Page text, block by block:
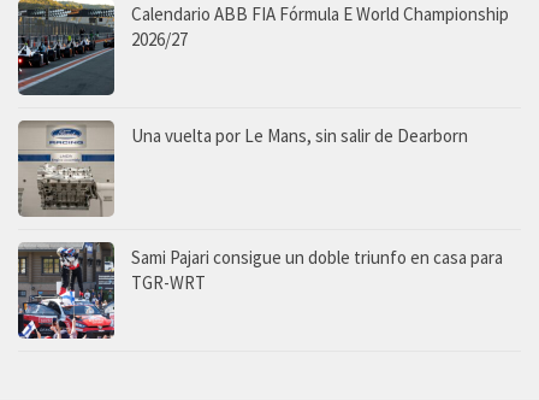
Calendario ABB FIA Fórmula E World Championship
2026/27
Una vuelta por Le Mans, sin salir de Dearborn
Sami Pajari consigue un doble triunfo en casa para
TGR-WRT